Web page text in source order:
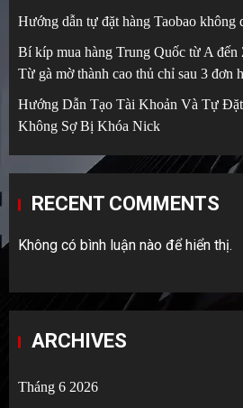
Hướng dẫn tự đặt hàng Taobao không
Bí kíp mua hàng Trung Quốc từ A đến
Từ gà mờ thành cao thủ chỉ sau 3 đơn
Hướng Dẫn Tạo Tài Khoản Và Tự
Không Sợ Bị Khóa Nick
RECENT COMMENTS
Không có bình luận nào để hiển thị.
ARCHIVES
Tháng 6 2026